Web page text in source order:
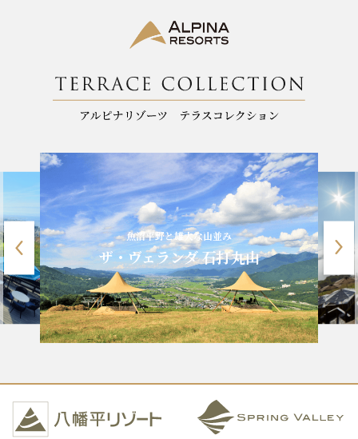
魚沼平野と雄大な山並み
ザ・ヴェランダ 石打丸山